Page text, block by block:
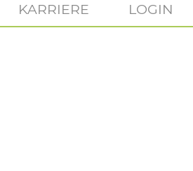
KARRIERE LOGIN